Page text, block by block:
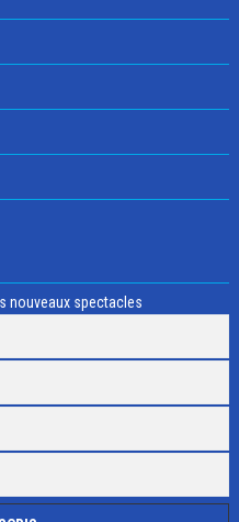
nouveaux spectacles